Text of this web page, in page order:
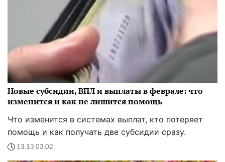
Новые субсидии, ВПЛ и выплаты в феврале: что
изменится и как не лишится помощь
Что изменится в системах выплат, кто потеряет
помощь и как получать две субсидии сразу.
13:13 03.02